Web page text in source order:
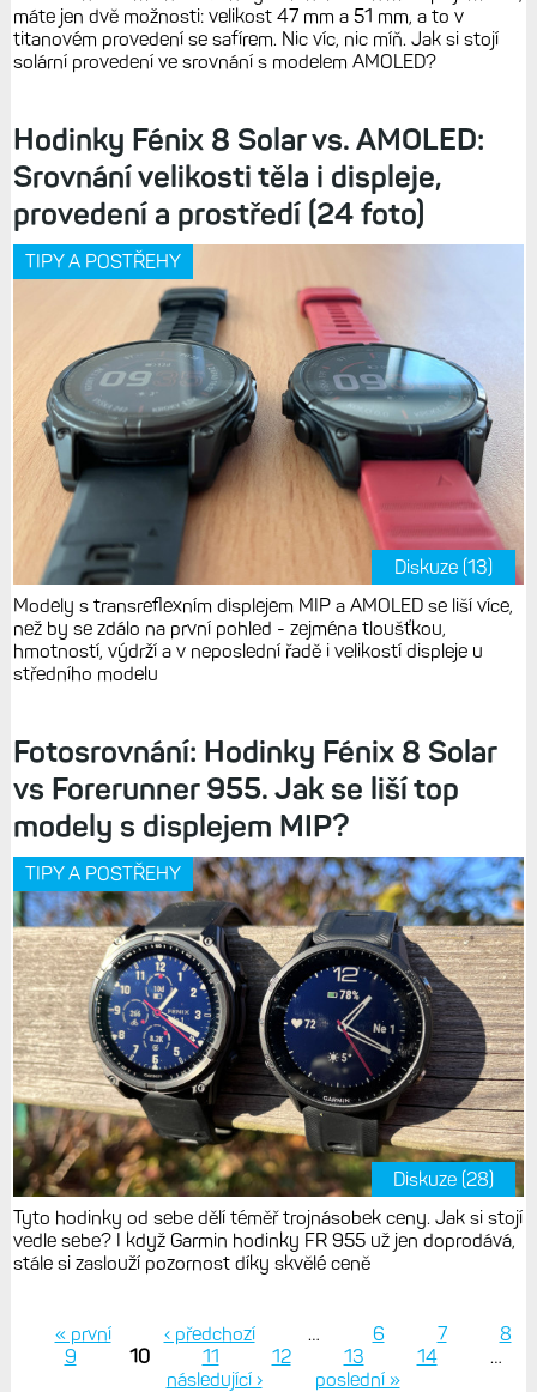
máte jen dvě možnosti: velikost 47 mm a 51 mm, a to v
titanovém provedení se safírem. Nic víc, nic míň. Jak si stojí
solární provedení ve srovnání s modelem AMOLED?
Hodinky Fénix 8 Solar vs. AMOLED:
Srovnání velikosti těla i displeje,
provedení a prostředí (24 foto)
TIPY A POSTŘEHY
Diskuze (13)
Modely s transreflexním displejem MIP a AMOLED se liší více,
než by se zdálo na první pohled - zejména tloušťkou,
hmotností, výdrží a v neposlední řadě i velikostí displeje u
středního modelu
Fotosrovnání: Hodinky Fénix 8 Solar
vs Forerunner 955. Jak se liší top
modely s displejem MIP?
TIPY A POSTŘEHY
Diskuze (28)
Tyto hodinky od sebe dělí téměř trojnásobek ceny. Jak si stojí
vedle sebe? I když Garmin hodinky FR 955 už jen doprodává,
stále si zaslouží pozornost díky skvělé ceně
Stránky
« první ‹ předchozí … 6 7
8
9
10 11 12 13 14
…
následující ›
poslední »